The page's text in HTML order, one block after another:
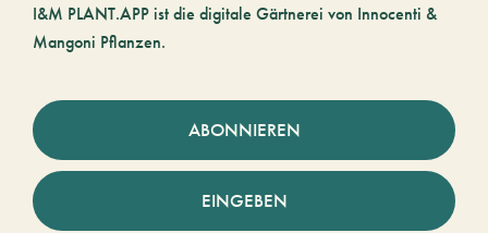
I&M PLANT.APP ist die digitale Gärtnerei von Innocenti &
Mangoni Pflanzen.
ABONNIEREN
EINGEBEN